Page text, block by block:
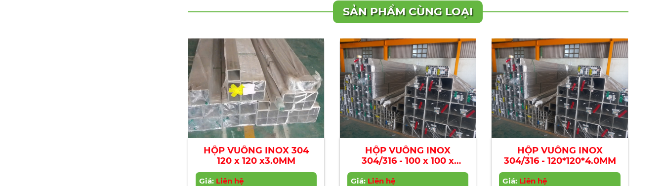
SẢN PHẨM CÙNG LOẠI
HỘP VUÔNG INOX 304
120 x 120 x3.0MM
Giá: Liên hệ
HỘP VUÔNG INOX
304/316 - 100 x 100 x
2.0MM
Giá: Liên hệ
HỘP VUÔNG INOX
304/316 - 120*120*4.0MM
Giá: Liên hệ